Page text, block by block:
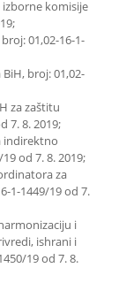
komisije
01,02-16-1-
broj: 01,02-
za zaštitu
7. 8. 2019;
indirektno
od 7. 8. 2019;
za
1-1449/19 od 7.
i
ishrani i
19 od 7. 8.